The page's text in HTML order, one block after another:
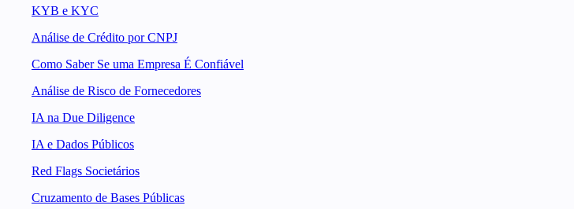
KYB e KYC
Análise de Crédito por CNPJ
Como Saber Se uma Empresa É Confiável
Análise de Risco de Fornecedores
IA na Due Diligence
IA e Dados Públicos
Red Flags Societários
Cruzamento de Bases Públicas